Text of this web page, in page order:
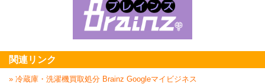
関連リンク
» 冷蔵庫・洗濯機買取処分 Brainz Googleマイビジネス